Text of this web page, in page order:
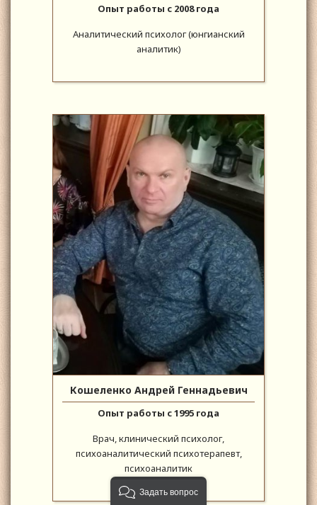
Опыт работы с 2008 года
Аналитический психолог (юнгианский
аналитик)
Кошеленко Андрей Геннадьевич
Опыт работы с 1995 года
Врач, клинический психолог,
психоаналитический психотерапевт,
психоаналитик
Задать вопрос